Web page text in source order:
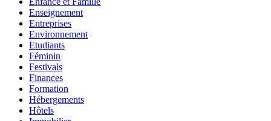
Enseignement
Entreprises
Environnement
Etudiants
Féminin
Festivals
Finances
Formation
Hébergements
Hôtels